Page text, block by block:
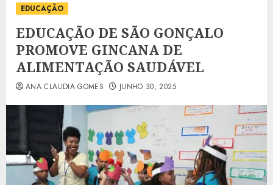
EDUCAÇÃO
EDUCAÇÃO DE SÃO GONÇALO
PROMOVE GINCANA DE
ALIMENTAÇÃO SAUDÁVEL
ANA CLAUDIA GOMES JUNHO 30, 2025